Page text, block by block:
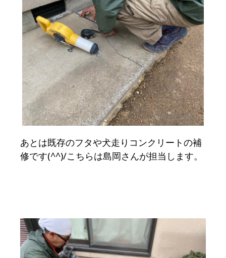
あとは既存のフタや犬走りコンクリートの補
修です(^^)/こちらは島岡さんが担当します。